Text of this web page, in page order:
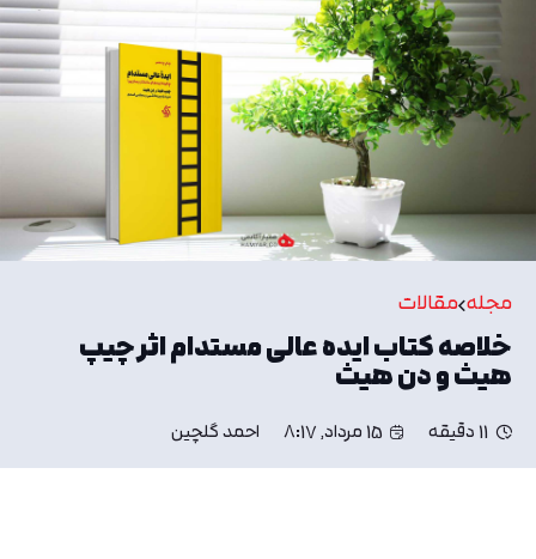
مجله مقالات
خلاصه کتاب ایده عالی مستدام اثر چیپ
هیث و دن هیث
11 دقیقه 15 مرداد, 8:17 احمد گلچین